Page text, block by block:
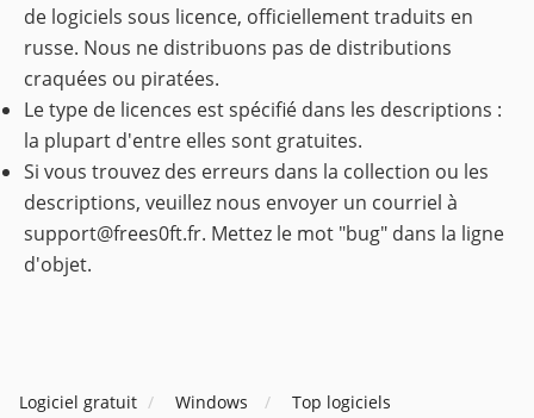
de logiciels sous licence, officiellement traduits en
russe. Nous ne distribuons pas de distributions
craquées ou piratées.
Le type de licences est spécifié dans les descriptions :
la plupart d'entre elles sont gratuites.
Si vous trouvez des erreurs dans la collection ou les
descriptions, veuillez nous envoyer un courriel à
support@frees0ft.fr. Mettez le mot "bug" dans la ligne
d'objet.
Logiciel gratuit Windows Top logiciels